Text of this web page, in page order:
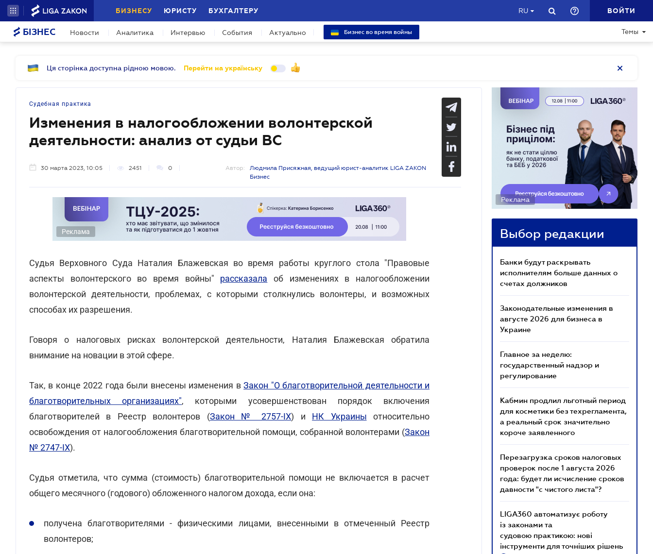
БИЗНЕСУ ЮРИСТУ БУХГАЛТЕРУ RU ВОЙТИ
БІЗНЕС Новости Аналитика Интервью События Актуально Бизнес во время войны Темы
Ця сторінка доступна рідною мовою. Перейти на українську
Судебная практика
Изменения в налогообложении волонтерской
деятельности: анализ от судьи ВС
30 марта 2023, 10:05 2451 0 Автор:
Людмила Присяжная, ведущий юрист-аналитик LIGA ZAKON
Бизнес
Реклама
Судья Верховного Суда Наталия Блажевская во время работы круглого стола "Правовые
аспекты волонтерского во время войны" рассказала об изменениях в налогообложении
волонтерской деятельности, проблемах, с которыми столкнулись волонтеры, и возможных
способах их разрешения.
Говоря о налоговых рисках волонтерской деятельности, Наталия Блажевская обратила
внимание на новации в этой сфере.
Так, в конце 2022 года были внесены изменения вЗакон "О благотворительной деятельности и
благотворительных организациях", которыми усовершенствован порядок включения
благотворителей в Реестр волонтеров (Закон № 2757-ІХ) и НК Украины относительно
освобождения от налогообложения благотворительной помощи, собранной волонтерами (Закон
№ 2747-ІХ).
Судья отметила, что сумма (стоимость) благотворительной помощи не включается в расчет
общего месячного (годового) обложенного налогом дохода, если она:
получена благотворителями - физическими лицами, внесенными в отмеченный Реестр
волонтеров;
Реклама
Выбор редакции
Банки будут раскрывать
исполнителям больше данных о
счетах должников
Законодательные изменения в
августе 2026 для бизнеса в
Украине
Главное за неделю:
государственный надзор и
регулирование
Кабмин продлил льготный период
для косметики без техрегламента,
а реальный срок значительно
короче заявленного
Перезагрузка сроков налоговых
проверок после 1 августа 2026
года: будет ли исчисление сроков
давности "с чистого листа"?
LIGA360 автоматизує роботу
із законами та
судовою практикою: нові
інструменти для точніших рішень